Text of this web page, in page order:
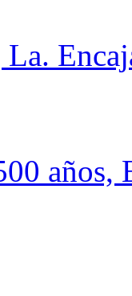
años,